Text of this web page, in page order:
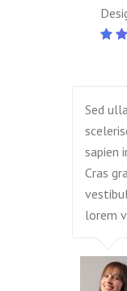
Sed
sapien
Cras
lorem